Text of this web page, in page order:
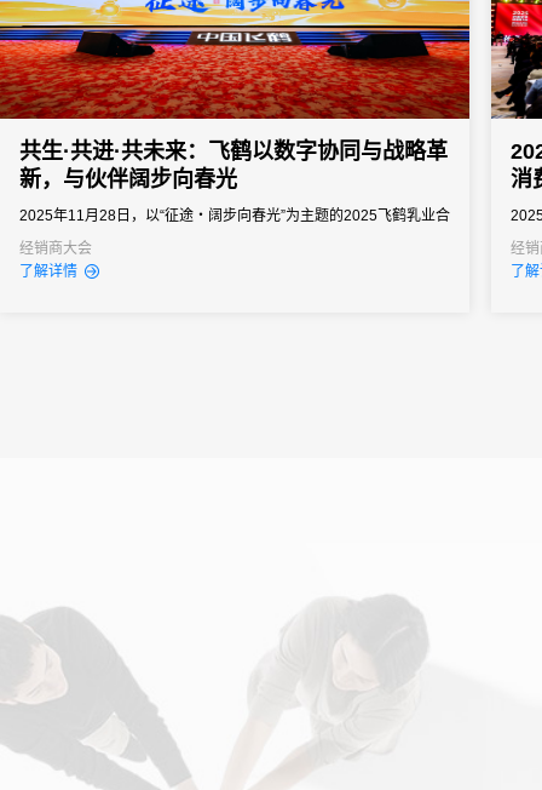
共生·共进·共未来：飞鹤以数字协同与战略革
新，与伙伴阔步向春光
2025年11月28日，以“征途・阔步向春光”为主题的2025飞鹤乳业合
作伙伴大会在武汉隆重召开。来自全国各地的千余名合作伙伴齐聚
一堂，共赴这场属于中国乳业人的年度盛会。本次大会不仅是对过
经销商大会
了解详情
消
期
经
了